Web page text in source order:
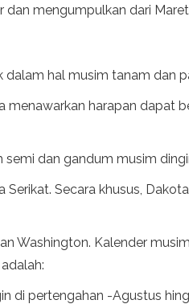
mengumpulkan dari
dalam hal musim tanam dan
harapan dapat
dan gandum musim
Secara khusus,
Washington. Kalender
di pertengahan -Agustus